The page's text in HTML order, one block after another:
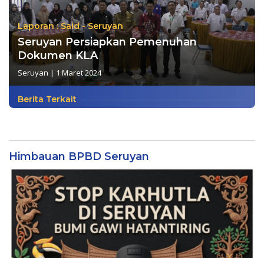
Laporan : Said - Seruyan
Seruyan Persiapkan Pemenuhan
Dokumen KLA
Seruyan | 1 Maret 2024
Berita Terkait
Himbauan BPBD Seruyan